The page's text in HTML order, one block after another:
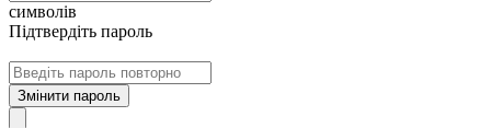
символів
Підтвердіть пароль
Змінити пароль